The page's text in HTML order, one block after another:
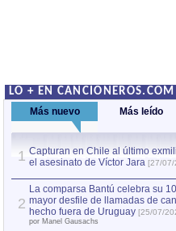
LO + EN CANCIONEROS.COM
Más nuevo Más leído
1 Capturan en Chile al último
el asesinato de Víctor Jara [27/07/
2
La comparsa Bantú celebra su
mayor desfile de llamadas de
hecho fuera de Uruguay [25/07/
por Manel Gausachs